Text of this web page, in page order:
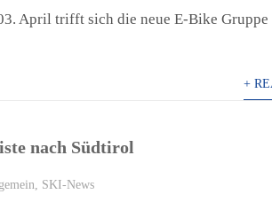
April trifft sich die neue E-Bike Gruppe
+
nach Südtirol
, SKI-News